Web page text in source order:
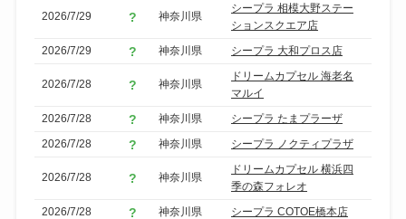
2026/7/29 神奈川県
シープラ 相模大野ステー
ションスクエア店
2026/7/29
神奈川県 シープラ 大和プロス店
2026/7/28 神奈川県
ドリームカプセル 海老名
マルイ
2026/7/28
神奈川県
シープラ たまプラーザ
2026/7/28
神奈川県 シープラ ノクティプラザ
2026/7/28 神奈川県
ドリームカプセル 横浜四
季の森フォレオ
2026/7/28
神奈川県
シープラ COTOE橋本店